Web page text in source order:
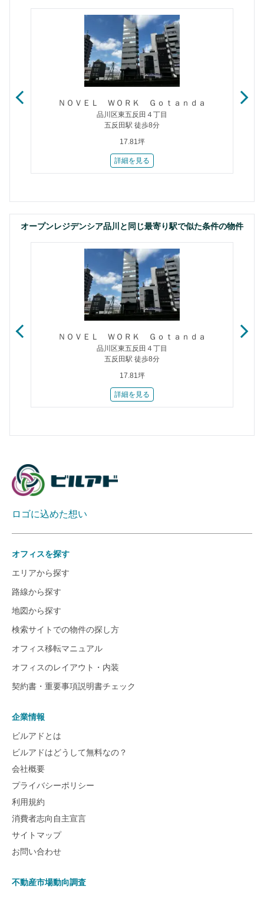
ＮＯＶＥＬ ＷＯＲＫ Ｇｏｔａｎｄａ
品川区東五反田４丁目
五反田駅 徒歩8分
17.81坪
詳細を見る
オープンレジデンシア品川と同じ最寄り駅で似た条件の物件
ＮＯＶＥＬ ＷＯＲＫ Ｇｏｔａｎｄａ
品川区東五反田４丁目
五反田駅 徒歩8分
17.81坪
詳細を見る
ロゴに込めた想い
オフィスを探す
エリアから探す
路線から探す
地図から探す
検索サイトでの物件の探し方
オフィス移転マニュアル
オフィスのレイアウト・内装
契約書・重要事項説明書チェック
企業情報
ビルアドとは
ビルアドはどうして無料なの？
会社概要
プライバシーポリシー
利用規約
消費者志向自主宣言
サイトマップ
お問い合わせ
不動産市場動向調査